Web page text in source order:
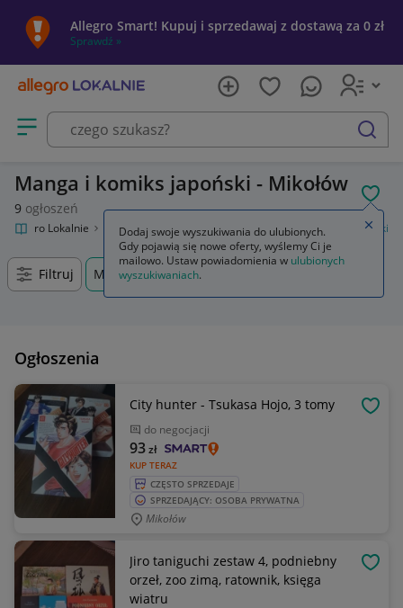
Allegro Smart! Kupuj i sprzedawaj z dostawą za 0 zł
Sprawdź »
Otwórz menu z kategoriami
szukaj
Manga i komiks japoński - Mikołów
9 ogłoszeń
Allegro Lokalnie Kultura i rozrywka Komiksy Manga i komiks japoński
Filtruj Mikołów, Śląskie, +0 km
Ogłoszenia
City hunter - Tsukasa Hojo, 3 tomy
do negocjacji
KUP TERAZ
93zł
CZĘSTO SPRZEDAJE
SPRZEDAJĄCY: OSOBA PRYWATNA
Mikołów
Jiro taniguchi zestaw 4, podniebny
orzeł, zoo zimą, ratownik, księga
wiatru
Dodaj swoje wyszukiwania do ulubionych.
Gdy pojawią się nowe oferty, wyślemy Ci je
mailowo. Ustaw powiadomienia w ulubionych
wyszukiwaniach.